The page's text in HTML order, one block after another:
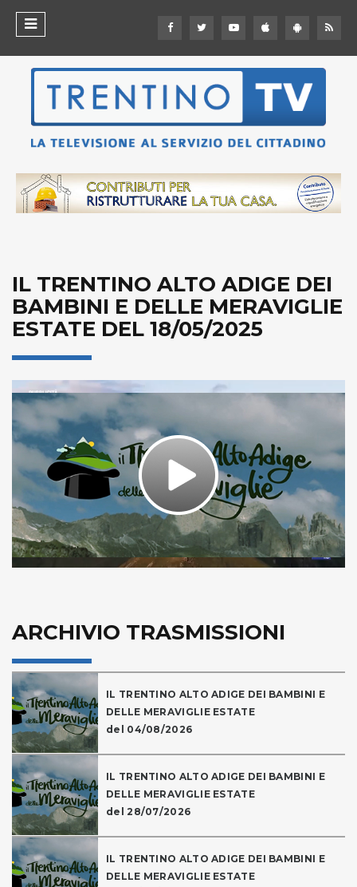
IL TRENTINO ALTO ADIGE DEI
BAMBINI E DELLE MERAVIGLIE
ESTATE DEL 18/05/2025
Play
Video
ARCHIVIO TRASMISSIONI
IL TRENTINO ALTO ADIGE DEI BAMBINI E
DELLE MERAVIGLIE ESTATE
del 04/08/2026
IL TRENTINO ALTO ADIGE DEI BAMBINI E
DELLE MERAVIGLIE ESTATE
del 28/07/2026
IL TRENTINO ALTO ADIGE DEI BAMBINI E
DELLE MERAVIGLIE ESTATE